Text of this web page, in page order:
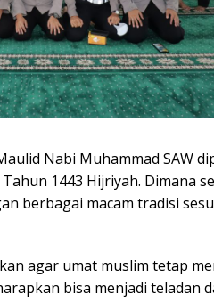
Nabi Muhammad SAW
1443 Hijriyah. Dimana
berbagai macam tradisi
agar umat muslim tetap
bisa menjadi teladan